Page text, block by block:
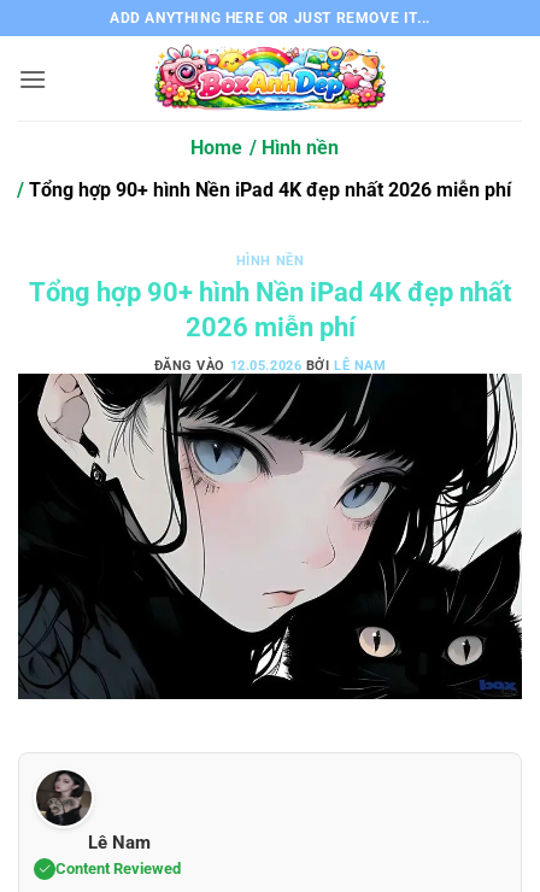
qua
nội
ADD ANYTHING HERE OR JUST REMOVE IT...
Home
Hình nền
Tổng hợp 90+ hình Nền iPad 4K đẹp nhất 2026 miễn phí
HÌNH NỀN
Tổng hợp 90+ hình Nền iPad 4K đẹp nhất
2026 miễn phí
ĐĂNG VÀO 12.05.2026 BỞILÊ NAM
Lê Nam
Content Reviewed